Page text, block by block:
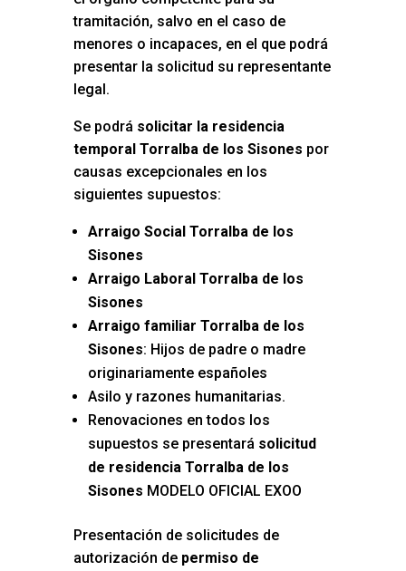
tramitación, salvo en el caso de
menores o incapaces, en el que podrá
presentar la solicitud su representante
legal.
Se podrá solicitar la residencia
temporal Torralba de los Sisones por
causas excepcionales en los
siguientes supuestos:
Arraigo Social Torralba de los
Sisones
Arraigo Laboral Torralba de los
Sisones
Arraigo familiar Torralba de los
Sisones: Hijos de padre o madre
originariamente españoles
Asilo y razones humanitarias.
Renovaciones en todos los
supuestos se presentará solicitud
de residencia Torralba de los
Sisones MODELO OFICIAL EXOO
Presentación de solicitudes de
autorización depermiso de